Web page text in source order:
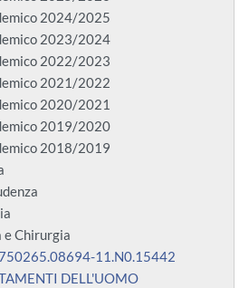
2024/2025
2023/2024
2022/2023
2021/2022
2020/2021
2019/2020
2018/2019
e Chirurgia
11.N0.15442
DELL'UOMO